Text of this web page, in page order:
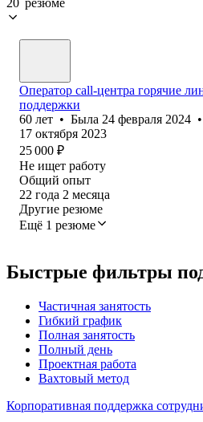
Оператор call-центра горячие
поддержки
60 лет • Была 24 февраля 2024 •
17 октября 2023
25 000 ₽
Не ищет работу
Общий опыт
22 года 2 месяца
Другие резюме
Ещё 1 резюме
Быстрые фильтры
Частичная занятость
Гибкий график
Полная занятость
Полный день
Проектная работа
Вахтовый метод
Корпоративная поддержка